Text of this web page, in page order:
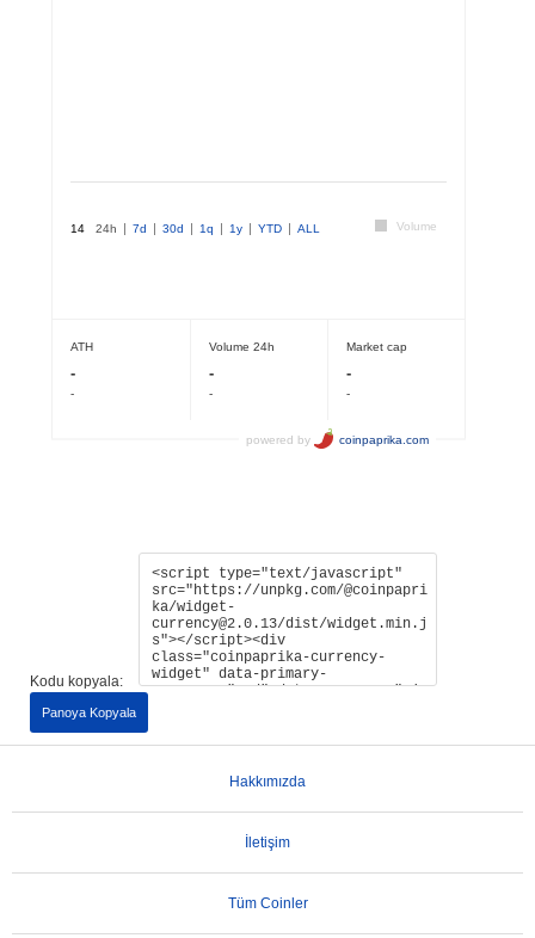
Kodu kopyala:
Panoya Kopyala
Hakkımızda
İletişim
Tüm Coinler